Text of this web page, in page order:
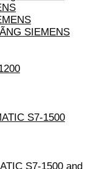
SIEMENS
S7-1500
S7-1500 and